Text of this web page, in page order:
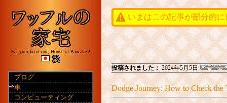
Eat your heart out, House of Pancakes!
ブログ
車
コンピューティング
いまはこの記事が部分的
投稿されました： 2024年5月5日
Dodge Journey: How to Check the